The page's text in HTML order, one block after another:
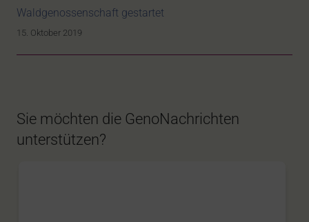
Waldgenossenschaft gestartet
15. Oktober 2019
Sie möchten die GenoNachrichten
unterstützen?